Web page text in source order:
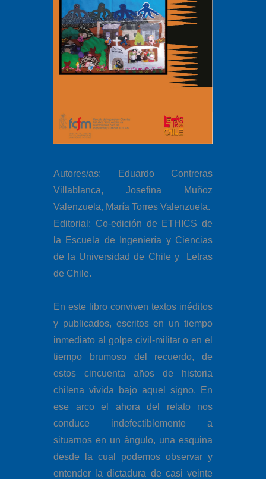
Autores/as: Eduardo Contreras
Villablanca, Josefina Muñoz
Valenzuela, María Torres Valenzuela.
Editorial: Co-edición de ETHICS de
la Escuela de Ingeniería y Ciencias
de la Universidad de Chile y Letras
de Chile.
En este libro conviven textos inéditos
y publicados, escritos en un tiempo
inmediato al golpe civil-militar o en el
tiempo brumoso del recuerdo, de
estos cincuenta años de historia
chilena vivida bajo aquel signo. En
ese arco el ahora del relato nos
conduce indefectiblemente a
situarnos en un ángulo, una esquina
desde la cual podemos observar y
entender la dictadura de casi veinte